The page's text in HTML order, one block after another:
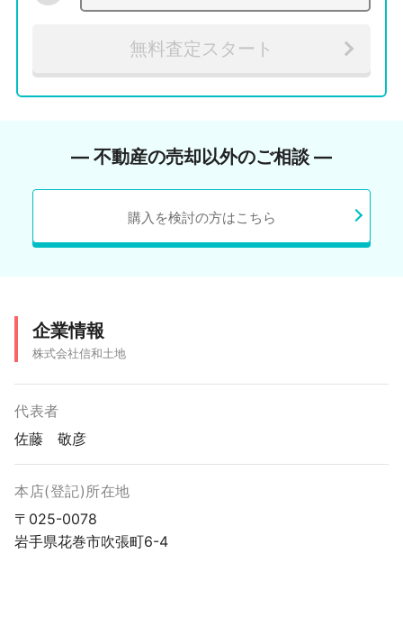
無料査定スタート
― 不動産の売却以外のご相談 ―
購入を検討の方はこちら
企業情報
株式会社信和土地
代表者
佐藤 敬彦
本店(登記)所在地
〒025-0078
岩手県花巻市吹張町6-4